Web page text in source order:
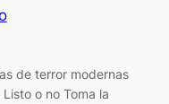
de terror modernas
o no Toma la